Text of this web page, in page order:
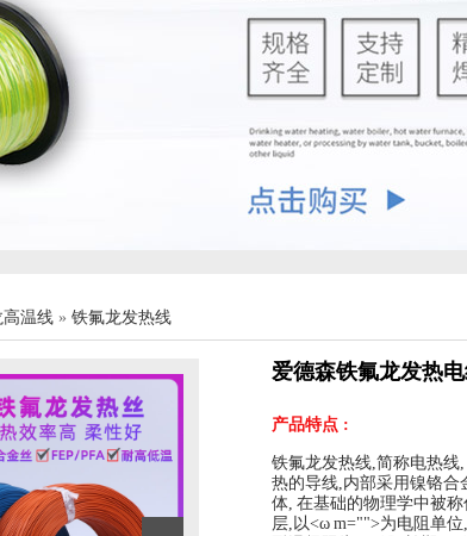
温线 » 铁氟龙发热线
爱德森铁氟龙发热
产品特点 :
铁氟龙发热线,简称电热线
热的导线,内部采用镍铬合
体, 在基础的物理学中被
层,以<ω m="">为电阻单